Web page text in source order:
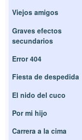
Viejos amigos
Graves efectos
secundarios
Error 404
Fiesta de despedida
El nido del cuco
Por mi hijo
Carrera a la cima